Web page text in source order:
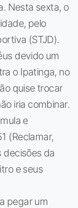
Nesta sexta, o
pelo
(STJD).
devido um
o Ipatinga, no
quise trocar
iria combinar.
e
(Reclamar,
decisões da
e seus
pegar um